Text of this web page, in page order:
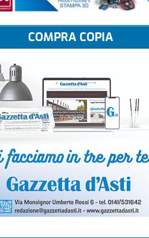
COMPRA COPIA